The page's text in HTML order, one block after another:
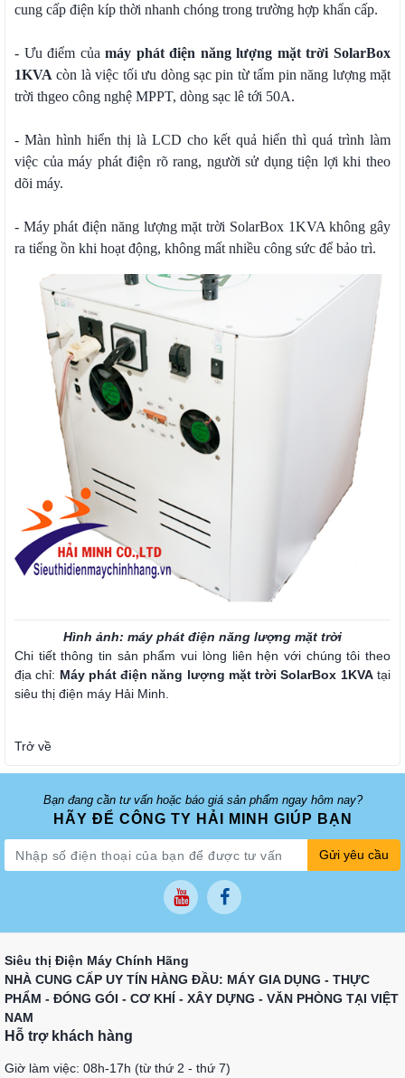
cung cấp điện kíp thời nhanh chóng trong trường hợp khẩn cấp.
- Ưu điểm củamáy phát điện năng lượng mặt trời SolarBox
1KVA còn là việc tối ưu dòng sạc pin từ tấm pin năng lượng mặt
trời thgeo công nghệ MPPT, dòng sạc lê tới 50A.
- Màn hình hiển thị là LCD cho kết quả hiển thì quá trình làm
việc của máy phát điện rõ rang, người sử dụng tiện lợi khi theo
dõi máy.
- Máy phát điện năng lượng mặt trời SolarBox 1KVA không gây
ra tiếng ồn khi hoạt động, không mất nhiều công sức để bảo trì.
Hình ảnh: máy phát điện năng lượng mặt trời
Chi tiết thông tin sản phẩm vui lòng liên hện với chúng tôi theo
địa chỉ: Máy phát điện năng lượng mặt trời SolarBox 1KVAtại
siêu thị điện máy Hải Minh.
Trở về
Bạn đang cần tư vấn hoặc báo giá sản phẩm ngay hôm nay?
HÃY ĐỂ CÔNG TY HẢI MINH GIÚP BẠN
Gửi yêu cầu
Siêu thị Điện Máy Chính Hãng
NHÀ CUNG CẤP UY TÍN HÀNG ĐẦU: MÁY GIA DỤNG - THỰC
PHẨM - ĐÓNG GÓI - CƠ KHÍ - XÂY DỰNG - VĂN PHÒNG TẠI VIỆT
NAM
Hỗ trợ khách hàng
Giờ làm việc: 08h-17h (từ thứ 2 - thứ 7)